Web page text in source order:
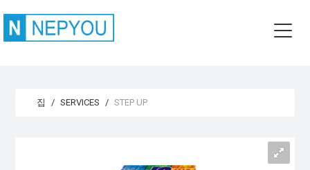
집 SERVICES STEP UP